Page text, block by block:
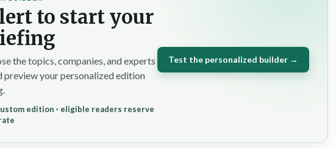
to start your
the topics, companies, and experts
preview your personalized edition
edition · eligible readers reserve
Test the personalized builder →